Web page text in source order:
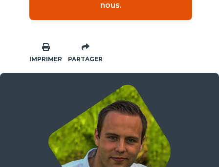
nous.
IMPRIMER PARTAGER